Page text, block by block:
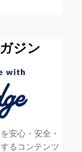
ジン
安心・安全・
るコンテンツ